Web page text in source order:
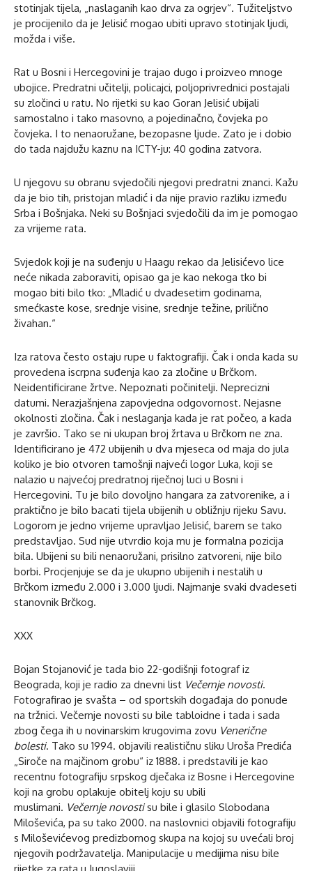
stotinjak tijela, „naslaganih kao drva za ogrjev“. Tužiteljstvo
je procijenilo da je Jelisić mogao ubiti upravo stotinjak ljudi,
možda i više.
Rat u Bosni i Hercegovini je trajao dugo i proizveo mnoge
ubojice. Predratni učitelji, policajci, poljoprivrednici postajali
su zločinci u ratu. No rijetki su kao Goran Jelisić ubijali
samostalno i tako masovno, a pojedinačno, čovjeka po
čovjeka. I to nenaoružane, bezopasne ljude. Zato je i dobio
do tada najdužu kaznu na ICTY-ju: 40 godina zatvora.
U njegovu su obranu svjedočili njegovi predratni znanci. Kažu
da je bio tih, pristojan mladić i da nije pravio razliku između
Srba i Bošnjaka. Neki su Bošnjaci svjedočili da im je pomogao
za vrijeme rata.
Svjedok koji je na suđenju u Haagu rekao da Jelisićevo lice
neće nikada zaboraviti, opisao ga je kao nekoga tko bi
mogao biti bilo tko: „Mladić u dvadesetim godinama,
smećkaste kose, srednje visine, srednje težine, prilično
živahan.“
Iza ratova često ostaju rupe u faktografiji. Čak i onda kada su
provedena iscrpna suđenja kao za zločine u Brčkom.
Neidentificirane žrtve. Nepoznati počinitelji. Neprecizni
datumi. Nerazjašnjena zapovjedna odgovornost. Nejasne
okolnosti zločina. Čak i neslaganja kada je rat počeo, a kada
je završio. Tako se ni ukupan broj žrtava u Brčkom ne zna.
Identificirano je 472 ubijenih u dva mjeseca od maja do jula
koliko je bio otvoren tamošnji najveći logor Luka, koji se
nalazio u najvećoj predratnoj riječnoj luci u Bosni i
Hercegovini. Tu je bilo dovoljno hangara za zatvorenike, a i
praktično je bilo bacati tijela ubijenih u obližnju rijeku Savu.
Logorom je jedno vrijeme upravljao Jelisić, barem se tako
predstavljao. Sud nije utvrdio koja mu je formalna pozicija
bila. Ubijeni su bili nenaoružani, prisilno zatvoreni, nije bilo
borbi. Procjenjuje se da je ukupno ubijenih i nestalih u
Brčkom između 2.000 i 3.000 ljudi. Najmanje svaki dvadeseti
stanovnik Brčkog.
XXX
Bojan Stojanović je tada bio 22-godišnji fotograf iz
Beograda, koji je radio za dnevni list Večernje novosti.
Fotografirao je svašta – od sportskih događaja do ponude
na tržnici. Večernje novosti su bile tabloidne i tada i sada
zbog čega ih u novinarskim krugovima zovu Venerične
bolesti. Tako su 1994. objavili realističnu sliku Uroša Predića
„Siroče na majčinom grobu“ iz 1888. i predstavili je kao
recentnu fotografiju srpskog dječaka iz Bosne i Hercegovine
koji na grobu oplakuje obitelj koju su ubili
muslimani. Večernje novostisu bile i glasilo Slobodana
Miloševića, pa su tako 2000. na naslovnici objavili fotografiju
s Miloševićevog predizbornog skupa na kojoj su uvećali broj
njegovih podržavatelja. Manipulacije u medijima nisu bile